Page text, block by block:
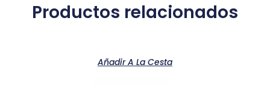
Productos relacionados
Añadir A La Cesta